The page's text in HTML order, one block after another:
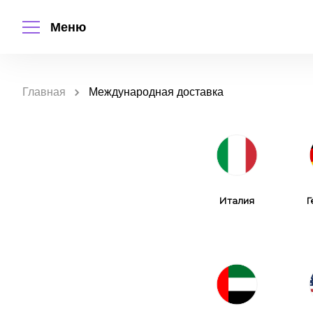
Меню
Главная Международная доставка
Италия